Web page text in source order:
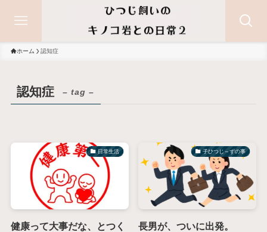
ホーム 認知症
認知症 – tag –
日常生活
健康って大事だな、とつく
子ひつじ～ずの事
長男が、ついに出発。